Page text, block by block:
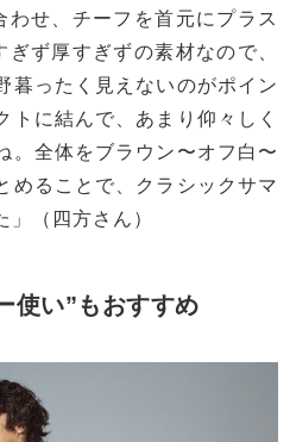
わせ、チーフを首元にプラス
ず厚すぎずの素材なので、
暮ったく見えないのがポイン
トに結んで、あまり仰々しく
。全体をブラウン〜オフ白〜
めることで、クラシックサマ
（四方さん）
使い”もおすすめ